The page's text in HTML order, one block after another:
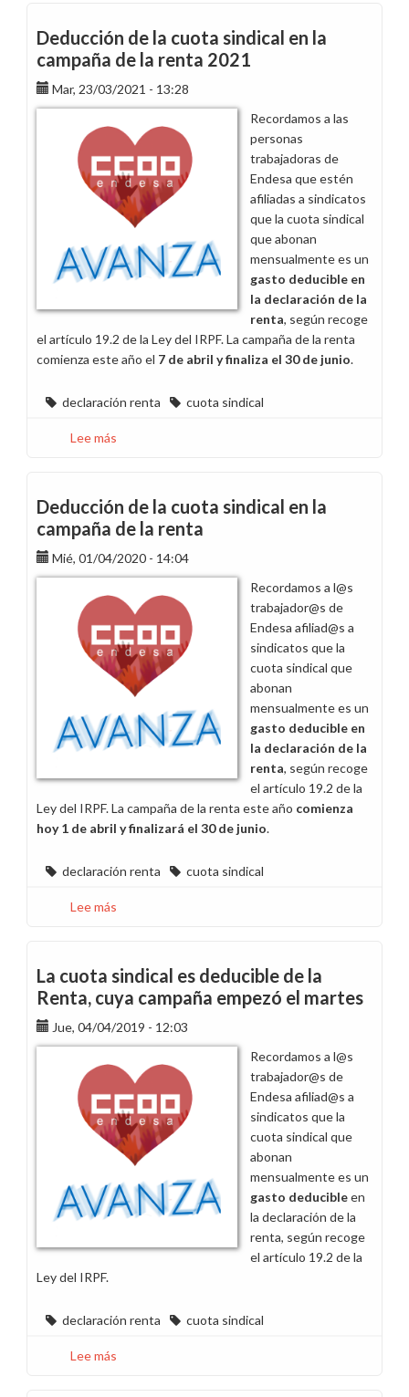
cuota
sindical
en
la
campaña
la
renta,
que
empieza
el
6
abril
Deducción de la cuota sindical en la
campaña de la renta 2021
Mar, 23/03/2021 - 13:28
Recordamos a las
personas
trabajadoras de
Endesa que estén
afiliadas a sindicatos
que la cuota sindical
que abonan
mensualmente es un
gasto deducible en
la declaración de la
renta, según recoge
el artículo 19.2 de la Ley del IRPF. La campaña de la renta
comienza este año el 7 de abril y finaliza el 30 de junio.
declaración renta cuota sindical
Lee más
cuota
sindical
en
la
campaña
la
renta
2021
Deducción de la cuota sindical en la
campaña de la renta
Mié, 01/04/2020 - 14:04
Recordamos a l@s
trabajador@s de
Endesa afiliad@s a
sindicatos que la
cuota sindical que
abonan
mensualmente es un
gasto deducible en
la declaración de la
renta, según recoge
el artículo 19.2 de la
Ley del IRPF. La campaña de la renta este año comienza
hoy 1 de abril y finalizará el 30 de junio.
declaración renta cuota sindical
Lee más
la
cuota
sindical
en
la
campaña
la
renta
La cuota sindical es deducible de la
Renta, cuya campaña empezó el martes
Jue, 04/04/2019 - 12:03
Recordamos a l@s
trabajador@s de
Endesa afiliad@s a
sindicatos que la
cuota sindical que
abonan
mensualmente es un
gasto deducibleen
la declaración de la
renta, según recoge
el artículo 19.2 de la
Ley del IRPF.
declaración renta cuota sindical
Lee más